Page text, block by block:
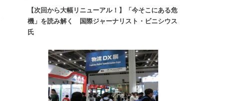
【次回から大幅リニューアル！】「今そこにある危
機」を読み解く 国際ジャーナリスト・ビニシウス
氏